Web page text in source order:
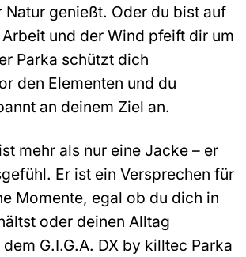
Natur genießt. Oder du bist auf
und der Wind pfeift dir um
Parka schützt dich
den Elementen und du
an deinem Ziel an.
mehr als nur eine Jacke – er
Er ist ein Versprechen für
Momente, egal ob du dich in
oder deinen Alltag
G.I.G.A. DX by killtec Parka